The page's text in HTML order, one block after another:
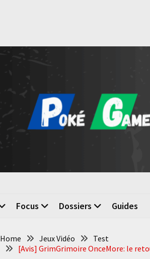
Poké Games Land
La passion du jeu vidéo
Focus Dossiers Guides
Home Jeux Vidéo
Test
[Avis] GrimGrimoire OnceMore: le